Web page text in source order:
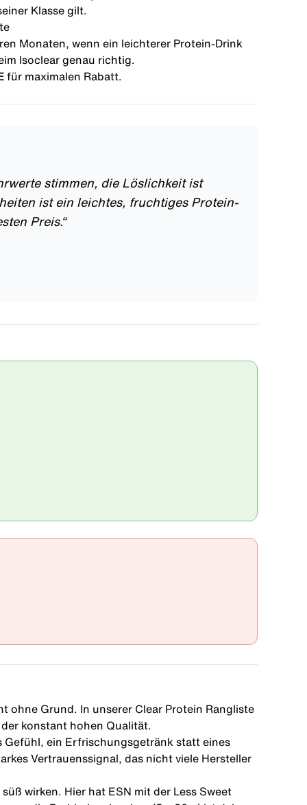
Klasse gilt.
Monaten, wenn ein leichterer Protein-Drink
Isoclear genau richtig.
für maximalen Rabatt.
stimmen, die Löslichkeit ist
ist ein leichtes, fruchtiges Protein-
Preis. “
ohne Grund. In unserer Clear Protein Rangliste
konstant hohen Qualität.
Gefühl, ein Erfrischungsgetränk statt eines
Vertrauenssignal, das nicht viele Hersteller
wirken. Hier hat ESN mit der Less Sweet